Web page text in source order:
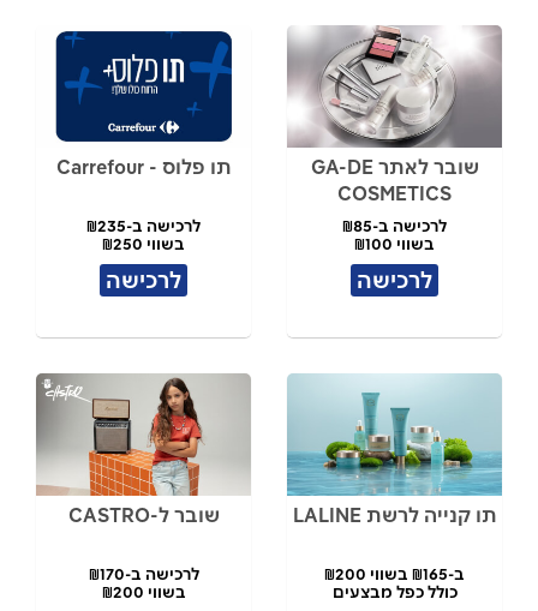
שובר לאתר GA-DE
COSMETICS
לרכישה ב-₪85
בשווי ₪100
לרכישה
תו פלוס - Carrefour
לרכישה ב-₪235
בשווי ₪250
לרכישה
תו קנייה לרשת LALINE
ב-₪165 בשווי ₪200
כולל כפל מבצעים
שובר ל-CASTRO
לרכישה ב-₪170
בשווי ₪200